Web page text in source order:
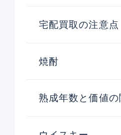
宅配買取の注意点
焼酎
熟成年数と価値の